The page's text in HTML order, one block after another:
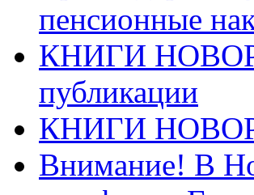
пенсионные
КНИГИ
публикации
КНИГИ
Внимание! В